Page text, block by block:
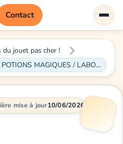
Contact
du jouet pas cher !
LE LABORATOIRE DES POTIONS MAGIQUES / LABORATOIRE DES POTIONS MAGIQUES
mise à jour10/06/2026